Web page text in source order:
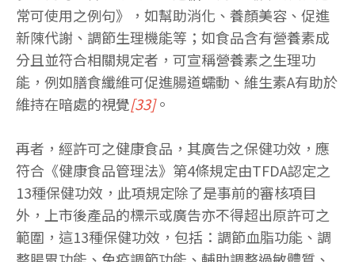
常可使用之例句》，如幫助消化、養顏美容、促進
新陳代謝、調節生理機能等；如食品含有營養素成
分且並符合相關規定者，可宣稱營養素之生理功
能，例如膳食纖維可促進腸道蠕動、維生素A有助於
維持在暗處的視覺[33]。
再者，經許可之健康食品，其廣告之保健功效，應
符合《健康食品管理法》第4條規定由TFDA認定之
13種保健功效，此項規定除了是事前的審核項目
外，上市後產品的標示或廣告亦不得超出原許可之
範圍，這13種保健功效，包括：調節血脂功能、調